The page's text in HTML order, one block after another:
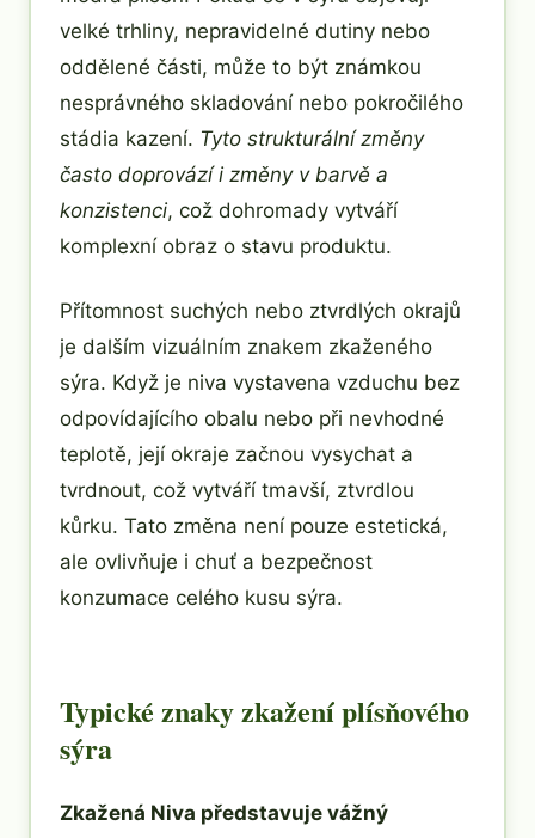
velké trhliny, nepravidelné dutiny nebo
oddělené části, může to být známkou
nesprávného skladování nebo pokročilého
stádia kazení. Tyto strukturální změny
často doprovází i změny v barvě a
konzistenci, což dohromady vytváří
komplexní obraz o stavu produktu.
Přítomnost suchých nebo ztvrdlých okrajů
je dalším vizuálním znakem zkaženého
sýra. Když je niva vystavena vzduchu bez
odpovídajícího obalu nebo při nevhodné
teplotě, její okraje začnou vysychat a
tvrdnout, což vytváří tmavší, ztvrdlou
kůrku. Tato změna není pouze estetická,
ale ovlivňuje i chuť a bezpečnost
konzumace celého kusu sýra.
Typické znaky zkažení plísňového
sýra
Zkažená Niva představuje vážný